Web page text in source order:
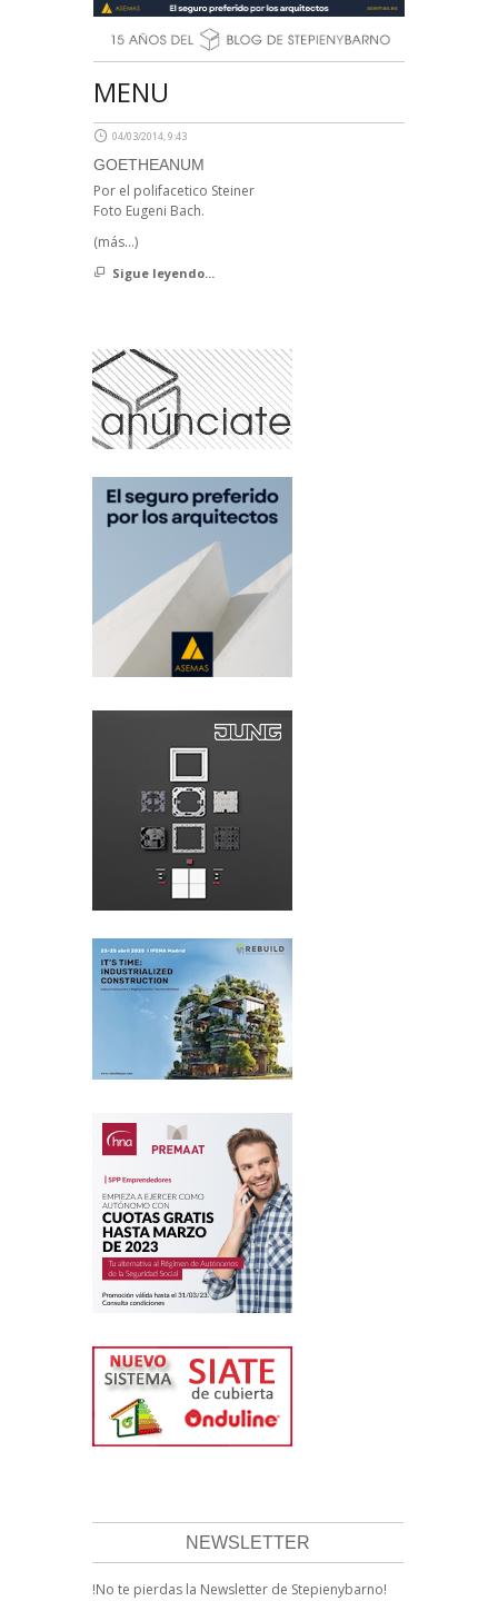
MENU
04/03/2014, 9:43
GOETHEANUM
Por el polifacetico Steiner
Foto Eugeni Bach.
(más…)
Sigue leyendo...
NEWSLETTER
!No te pierdas la Newsletter de Stepienybarno!